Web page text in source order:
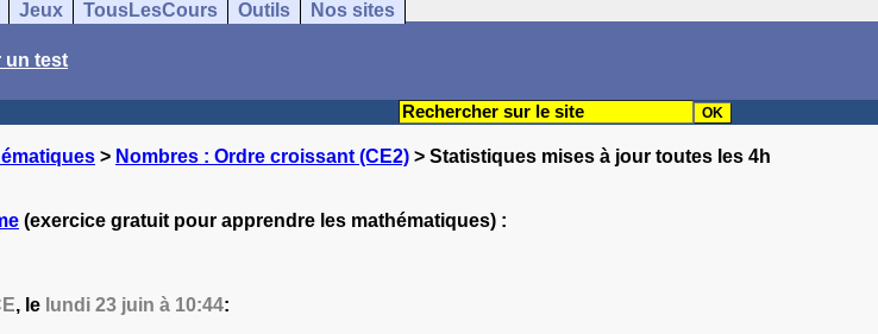
Jeux TousLesCours Outils Nos sites
un test
> Nombres : Ordre croissant (CE2) > Statistiques mises à jour toutes les 4h
(exercice gratuit pour apprendre les mathématiques) :
, le lundi 23 juin à 10:44: